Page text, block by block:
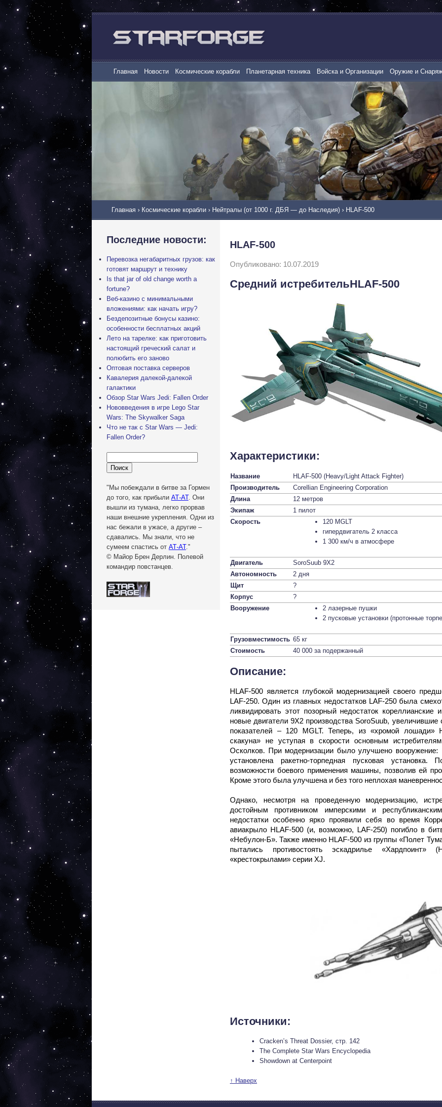
Главная Новости Космические корабли Планетарная техника Войска и Организации Оружие и
Главная › Космические корабли › Нейтралы (от 1000 г. ДБЯ — до Наследия) › HLAF-500
Последние новости:
Перевозка негабаритных грузов: как
готовят маршрут и технику
Is that jar of old change worth a
fortune?
Веб-казино с минимальными
вложениями: как начать игру?
Бездепозитные бонусы казино:
особенности бесплатных акций
Лето на тарелке: как приготовить
настоящий греческий салат и
полюбить его заново
Оптовая поставка серверов
Кавалерия далекой-далекой
галактики
Обзор Star Wars Jedi: Fallen Order
Нововведения в игре Lego Star
Wars: The Skywalker Saga
Что не так с Star Wars — Jedi:
Fallen Order?
"Мы побеждали в битве за Гормен
до того, как прибыли АТ-АТ. Они
вышли из тумана, легко прорвав
наши внешние укрепления. Одни из
нас бежали в ужасе, а другие –
сдавались. Мы знали, что не
сумеем спастись от АТ-АТ."
© Майор Брен Дерлин. Полевой
командир повстанцев.
HLAF-500
Опубликовано: 10.07.2019
Средний истребительHLAF-500
Характеристики:
Название
HLAF-500 (Heavy/Light Attack Fighter)
Производитель
Corellian Engineering Corporation
Длина
12 метров
Экипаж
1 пилот
Скорость
120 MGLT
гипердвигатель 2 класса
1 300 км/ч в атмосфере
Двигатель
SoroSuub 9X2
Автономность
2 дня
Щит
?
Корпус
?
Вооружение
2 лазерные пушки
2 пусковые установки (протонные
Грузовместимость 65 кг
Стоимость
40 000 за подержанный
Описание:
HLAF-500 является глубокой модернизацией своего
LAF-250. Один из главных недостатков LAF-250 была
ликвидировать этот позорный недостаток
новые двигатели 9X2 производства SoroSuub,
показателей – 120 MGLT. Теперь, из «хромой лошади»
скакуна» не уступая в скорости основным
Осколков. При модернизации было улучшено
установлена ракетно-торпедная пусковая установка.
возможности боевого применения машины, позволив ей
Кроме этого была улучшена и без того неплохая
Однако, несмотря на проведенную модернизацию,
достойным противником имперскими и
недостатки особенно ярко проявили себя во время
авиакрыло HLAF-500 (и, возможно, LAF-250) погибло в
«Небулон-Б». Также именно HLAF-500 из группы «Полет
пытались противостоять эскадрилье «Хардпоинт»
«крестокрылами» серии XJ.
Источники:
Cracken’s Threat Dossier, стр. 142
The Complete Star Wars Encyclopedia
Showdown at Centerpoint
↑ Наверх